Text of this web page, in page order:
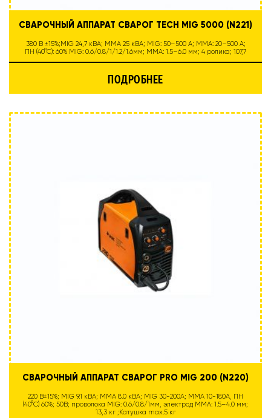
СВАРОЧНЫЙ АППАРАТ СВАРОГ TECH MIG 5000 (N221)
380 В ±15%;MIG 24,7 кВА; MMA 25 кВА; MIG: 50–500 А; MMA: 20–500 А;
ПН (40°C): 60% MIG: 0.6/0.8/1/1.2/1.6мм; MMA: 1.5–6.0 мм; 4 ролика; 107,7
ПОДРОБНЕЕ
СВАРОЧНЫЙ АППАРАТ СВАРОГ PRO MIG 200 (N220)
220 В±15%; MIG 9.1 кВА; MMA 8.0 кВА; MIG 30-200А; MMA 10-180A, ПН
(40°C) 60%; 50В; проволока MIG: 0.6/0.8/1мм, электрод MMA: 1.5–4.0 мм;
13,3 кг ;Катушка max.5 кг